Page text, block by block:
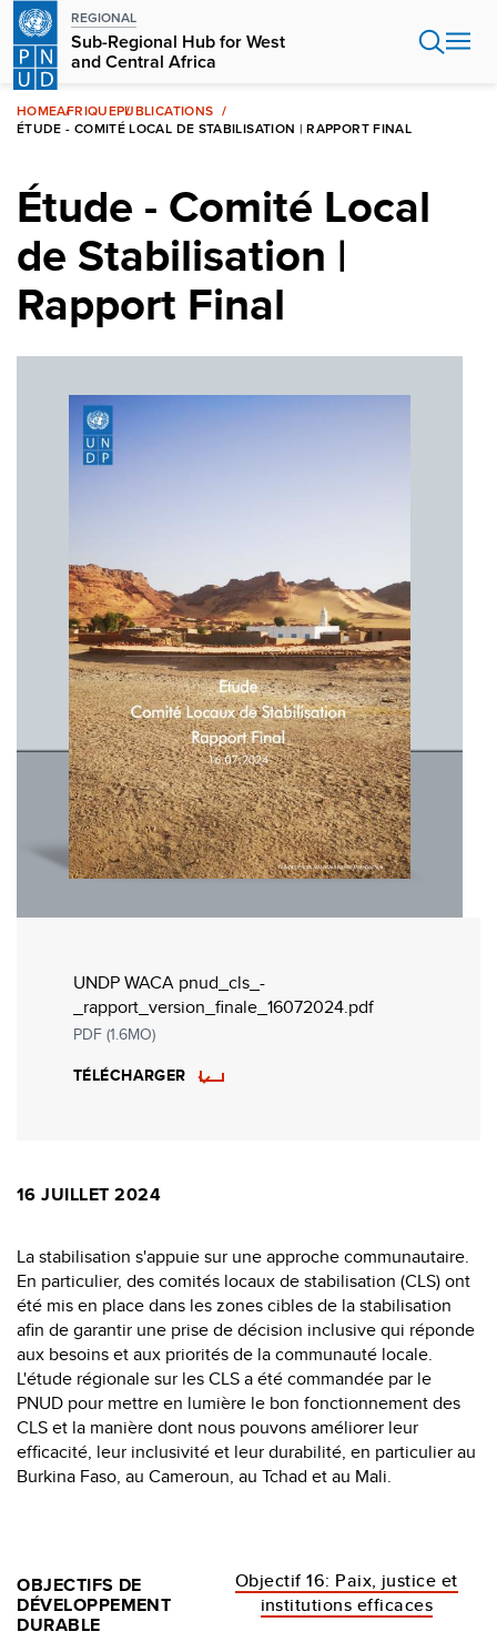
Aller
contenu
principal
REGIONAL
Sub-Regional Hub for West
and Central Africa
HOMEAFRIQUEPUBLICATIONS
ÉTUDE - COMITÉ LOCAL DE STABILISATION | RAPPORT FINAL
Étude - Comité Local
de Stabilisation |
Rapport Final
UNDP WACA pnud_cls_-
_rapport_version_finale_16072024.pdf
PDF (1.6MO)
TÉLÉCHARGER
16 JUILLET 2024
La stabilisation s'appuie sur une approche communautaire.
En particulier, des comités locaux de stabilisation (CLS) ont
été mis en place dans les zones cibles de la stabilisation
afin de garantir une prise de décision inclusive qui réponde
aux besoins et aux priorités de la communauté locale.
L'étude régionale sur les CLS a été commandée par le
PNUD pour mettre en lumière le bon fonctionnement des
CLS et la manière dont nous pouvons améliorer leur
efficacité, leur inclusivité et leur durabilité, en particulier au
Burkina Faso, au Cameroun, au Tchad et au Mali.
OBJECTIFS DE
DÉVELOPPEMENT
DURABLE
Objectif 16: Paix, justice et
institutions efficaces